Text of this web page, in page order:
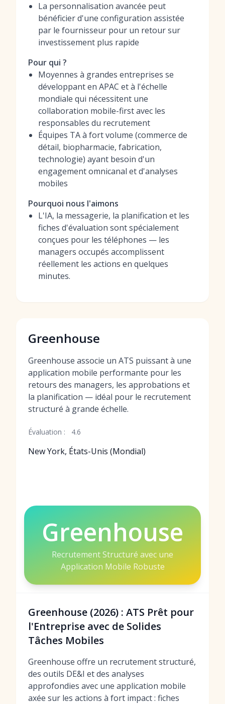
La personnalisation avancée peut
bénéficier d'une configuration assistée
par le fournisseur pour un retour sur
investissement plus rapide
Pour qui ?
Moyennes à grandes entreprises se
développant en APAC et à l'échelle
mondiale qui nécessitent une
collaboration mobile-first avec les
responsables du recrutement
Équipes TA à fort volume (commerce de
détail, biopharmacie, fabrication,
technologie) ayant besoin d'un
engagement omnicanal et d'analyses
mobiles
Pourquoi nous l'aimons
L'IA, la messagerie, la planification et les
fiches d'évaluation sont spécialement
conçues pour les téléphones — les
managers occupés accomplissent
réellement les actions en quelques
minutes.
Greenhouse
Greenhouse associe un ATS puissant à une
application mobile performante pour les
retours des managers, les approbations et
la planification — idéal pour le recrutement
structuré à grande échelle.
Évaluation : 4.6
New York, États-Unis (Mondial)
Greenhouse
Recrutement Structuré avec une
Application Mobile Robuste
Greenhouse (2026) : ATS Prêt pour
l'Entreprise avec de Solides
Tâches Mobiles
Greenhouse offre un recrutement structuré,
des outils DE&I et des analyses
approfondies avec une application mobile
axée sur les actions à fort impact : fiches